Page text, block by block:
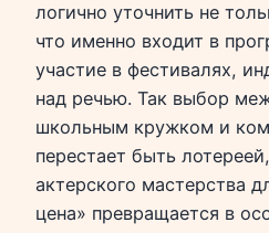
логично уточнить не
что именно входит в
участие в фестивалях,
над речью. Так выбор
школьным кружком и
перестает быть
актерского мастерства
цена» превращается в